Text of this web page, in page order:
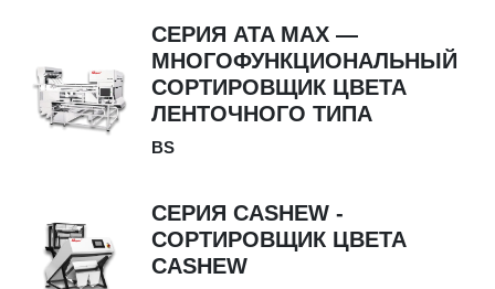
СЕРИЯ ATA MAX —
МНОГОФУНКЦИОНАЛЬНЫЙ
СОРТИРОВЩИК ЦВЕТА
ЛЕНТОЧНОГО ТИПА
BS
СЕРИЯ CASHEW -
СОРТИРОВЩИК ЦВЕТА
CASHEW